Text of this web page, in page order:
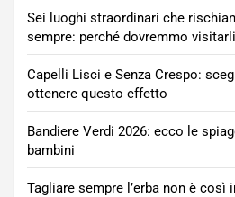
Sei luoghi straordinari che
sempre: perché dovremmo
Capelli Lisci e Senza Crespo:
ottenere questo effetto
Bandiere Verdi 2026: ecco le
bambini
Tagliare sempre l’erba non è così